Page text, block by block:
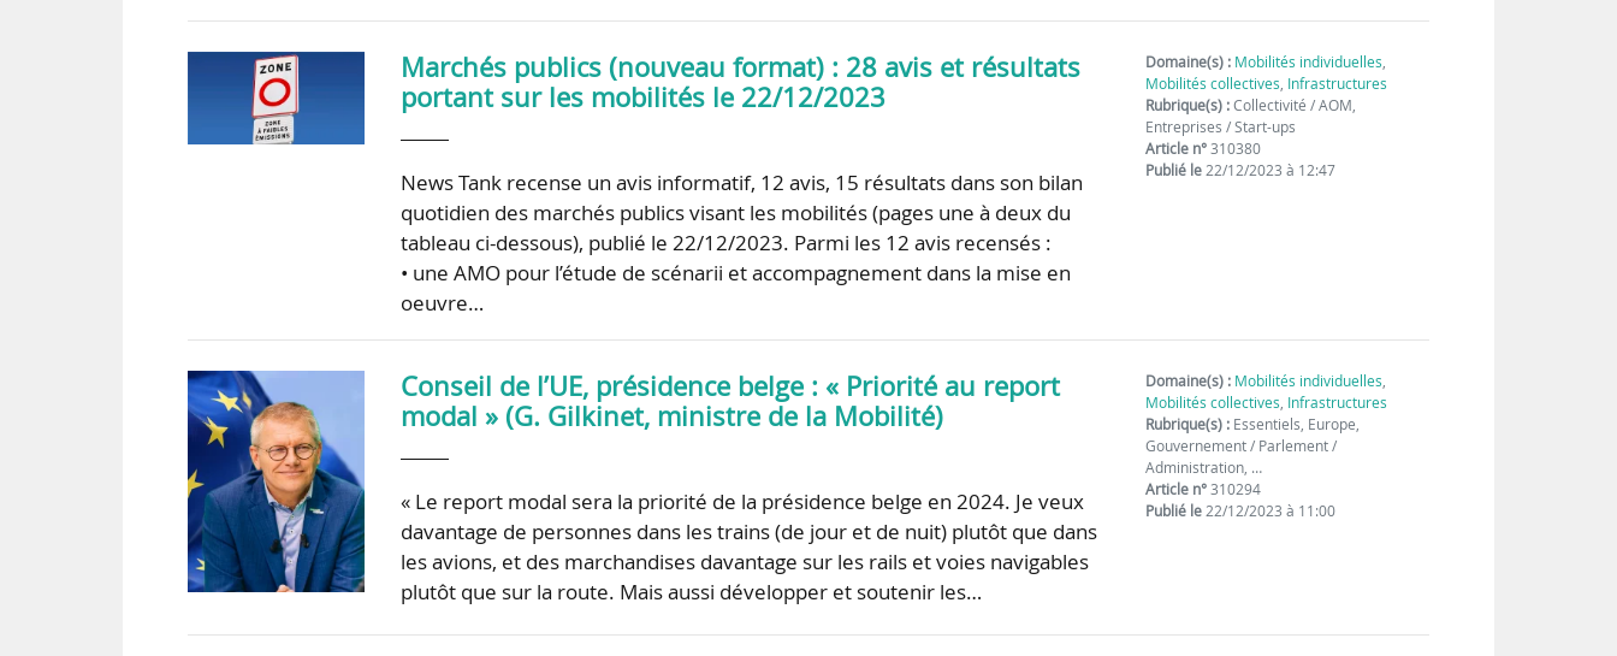
Marchés publics (nouveau format) : 28 avis et résultats
portant sur les mobilités le 22/12/2023
News Tank recense un avis informatif, 12 avis, 15 résultats dans son bilan
quotidien des marchés publics visant les mobilités (pages une à deux du
tableau ci-dessous), publié le 22/12/2023. Parmi les 12 avis recensés :
• une AMO pour l’étude de scénarii et accompagnement dans la mise en
oeuvre…
Domaine(s) : Mobilités individuelles,
Mobilités collectives, Infrastructures
Rubrique(s) :Collectivité / AOM,
Entreprises / Start-ups
Article n°310380
Publié le22/12/2023 à 12:47
Conseil de l’UE, présidence belge : « Priorité au report
modal » (G. Gilkinet, ministre de la Mobilité)
« Le report modal sera la priorité de la présidence belge en 2024. Je veux
davantage de personnes dans les trains (de jour et de nuit) plutôt que dans
les avions, et des marchandises davantage sur les rails et voies navigables
plutôt que sur la route. Mais aussi développer et soutenir les…
Domaine(s) : Mobilités individuelles,
Mobilités collectives, Infrastructures
Rubrique(s) : Essentiels, Europe,
Gouvernement / Parlement /
Administration, …
Article n°310294
Publié le22/12/2023 à 11:00